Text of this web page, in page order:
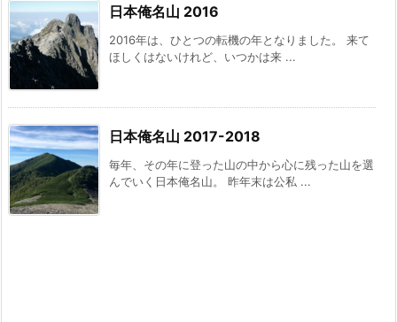
日本俺名山 2016
2016年は、ひとつの転機の年となりました。 来て
ほしくはないけれど、いつかは来 ...
日本俺名山 2017-2018
毎年、その年に登った山の中から心に残った山を選
んでいく日本俺名山。 昨年末は公私 ...